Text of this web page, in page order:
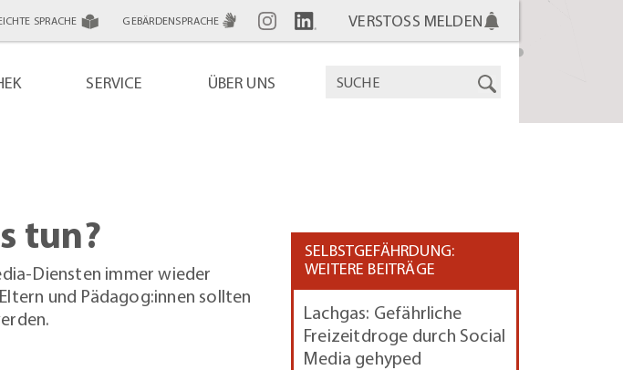
SPRACHE GEBÄRDENSPRACHE VERSTOSS MELDEN
SERVICE ÜBER UNS
SELBSTGEFÄHRDUNG:
WEITERE BEITRÄGE
Lachgas: Gefährliche
Freizeitdroge durch Social
Media gehyped
tun?
Diensten immer wieder
und Pädagog:innen sollten